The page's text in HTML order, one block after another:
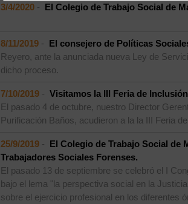
3/4/2020 - El Colegio de Trabajo Social de
8/11/2019 - El consejero de Políticas
Reyero, ante la anunciada nueva Ley de
dicho proceso.
7/10/2019 - Visitamos la III Feria de
El pasado 4 de octubre, nuestro Director
Purificación Baños, acudieron a la la III Feria
25/9/2019 - El Colegio de Trabajo Social de
Trabajadores Sociales Forenses.
El pasado 13 de septiembre se celebró el I
bajo el lema "la perspectiva social en la
sobre el ejercicio profesional en los diferentes